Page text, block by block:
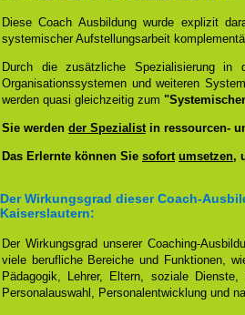
Diese Coach Ausbildung wurde explizit
systemischer Aufstellungsarbeit
Durch die zusätzliche Spezialisierung in
Organisationssystemen und weiteren
werden quasi gleichzeitig zum
Sie werden der Spezialistin ressourcen-
Das Erlernte können Sie sofort umsetzen,
Der Wirkungsgrad dieser Coach-
Kaiserslautern:
Der Wirkungsgrad unserer Coaching-
viele berufliche Bereiche und Funktionen,
Pädagogik, Lehrer, Eltern, soziale
Personalauswahl, Personalentwicklung und